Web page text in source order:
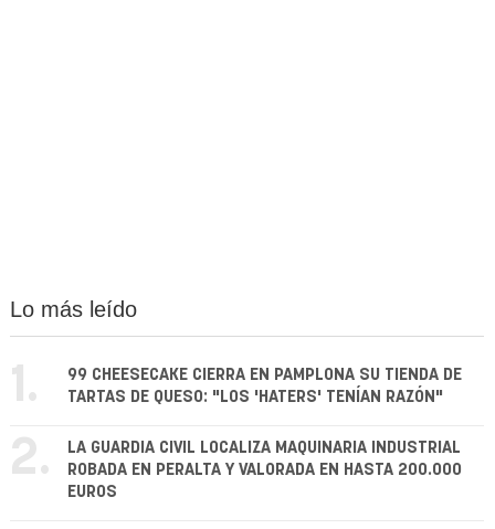
Lo más leído
1.
99 CHEESECAKE CIERRA EN PAMPLONA SU TIENDA DE
TARTAS DE QUESO: "LOS 'HATERS' TENÍAN RAZÓN"
2.
LA GUARDIA CIVIL LOCALIZA MAQUINARIA INDUSTRIAL
ROBADA EN PERALTA Y VALORADA EN HASTA 200.000
EUROS